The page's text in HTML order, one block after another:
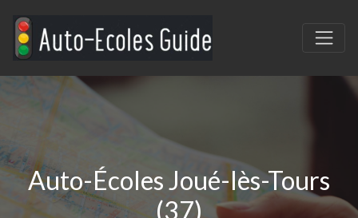
Auto-Écoles Joué-lès-Tours
(37)